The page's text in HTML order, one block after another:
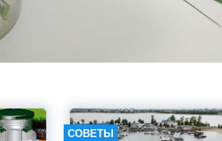
СОВЕТЫ